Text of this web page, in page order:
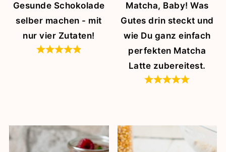
Gesunde Schokolade
selber machen - mit
nur vier Zutaten!
Matcha, Baby! Was
Gutes drin steckt und
wie Du ganz einfach
perfekten Matcha
Latte zubereitest.